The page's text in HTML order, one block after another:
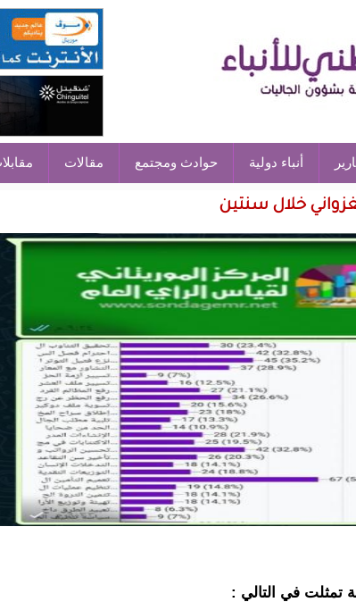
أنباء دولية حوادث ومجتمع مقالات
خلال سنتين
تمثلت في التالي :